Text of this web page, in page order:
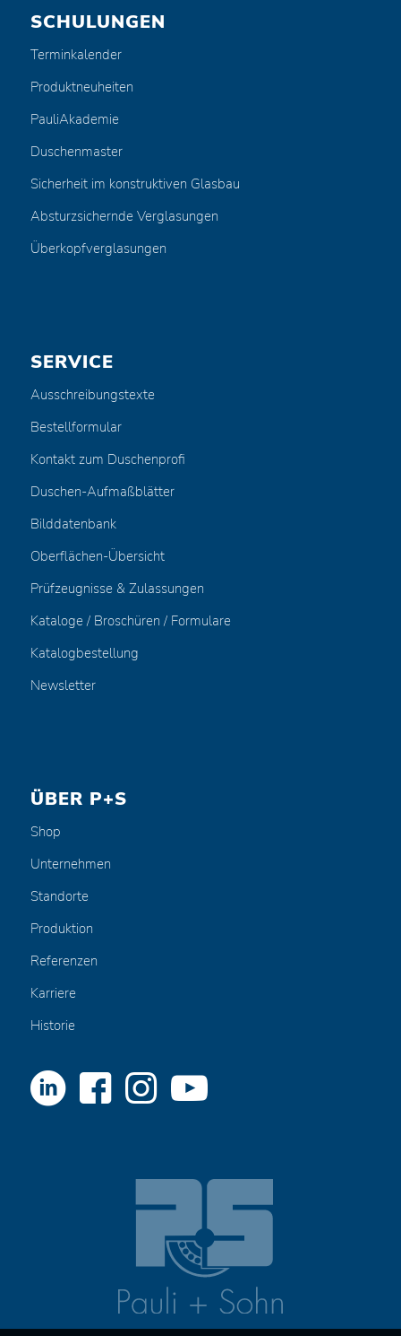
SCHULUNGEN
Terminkalender
Produktneuheiten
PauliAkademie
Duschenmaster
Sicherheit im konstruktiven Glasbau
Absturzsichernde Verglasungen
Überkopfverglasungen
SERVICE
Ausschreibungstexte
Bestellformular
Kontakt zum Duschenprofi
Duschen-Aufmaßblätter
Bilddatenbank
Oberflächen-Übersicht
Prüfzeugnisse & Zulassungen
Kataloge / Broschüren / Formulare
Katalogbestellung
Newsletter
ÜBER P+S
Shop
Unternehmen
Standorte
Produktion
Referenzen
Karriere
Historie